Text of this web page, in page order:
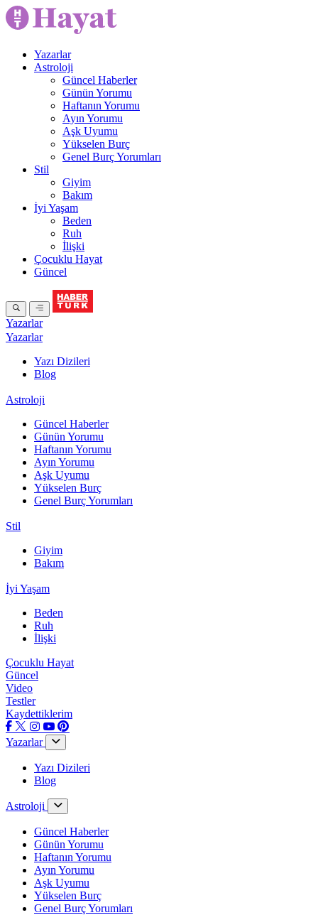
Yazarlar
Astroloji
Güncel Haberler
Günün Yorumu
Haftanın Yorumu
Ayın Yorumu
Aşk Uyumu
Yükselen Burç
Genel Burç Yorumları
Stil
Giyim
Bakım
İyi Yaşam
Beden
Ruh
İlişki
Çocuklu Hayat
Güncel
Yazarlar
Yazarlar
Yazı Dizileri
Blog
Astroloji
Güncel Haberler
Günün Yorumu
Haftanın Yorumu
Ayın Yorumu
Aşk Uyumu
Yükselen Burç
Genel Burç Yorumları
Stil
Giyim
Bakım
İyi Yaşam
Beden
Ruh
İlişki
Çocuklu Hayat
Güncel
Video
Testler
Kaydettiklerim
Yazarlar
Yazı Dizileri
Blog
Astroloji
Güncel Haberler
Günün Yorumu
Haftanın Yorumu
Ayın Yorumu
Aşk Uyumu
Yükselen Burç
Genel Burç Yorumları